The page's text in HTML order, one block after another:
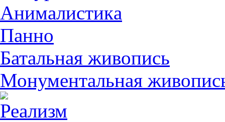
Анималистикa
Панно
Батальная живопись
Монументальная
Реализм